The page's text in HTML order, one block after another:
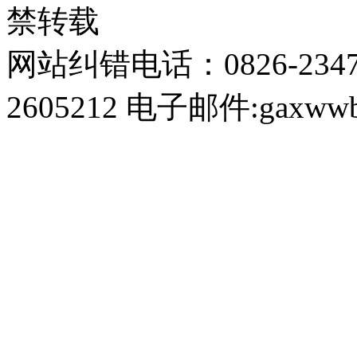
禁转载
网站纠错电话：0826-
2605212 电子邮件